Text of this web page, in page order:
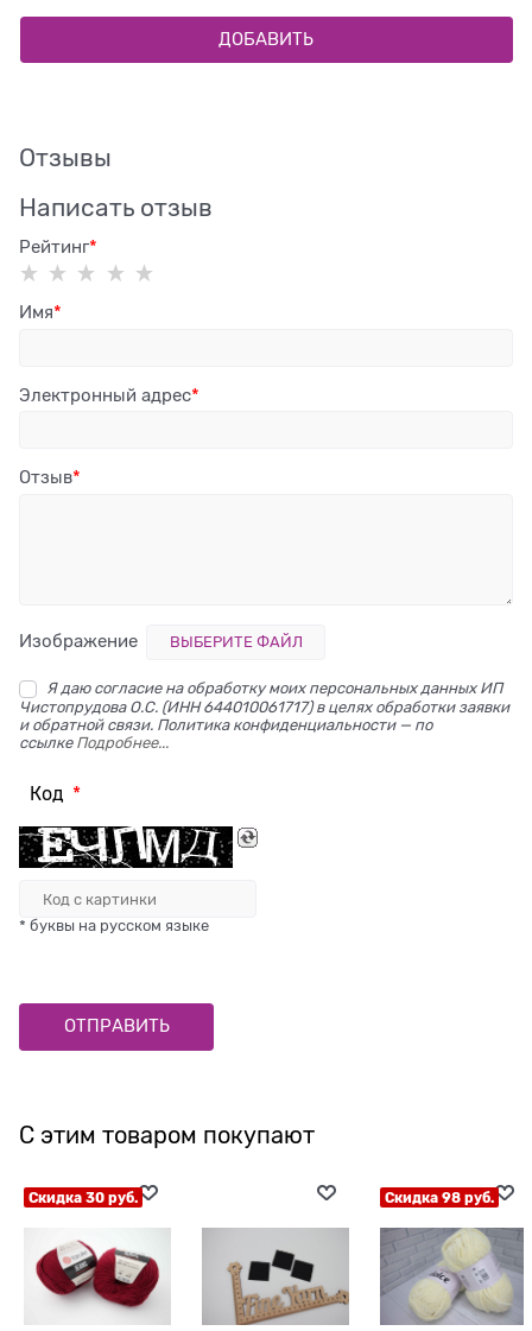
ДОБАВИТЬ
Отзывы
Написать отзыв
Рейтинг
Имя
Электронный адрес
Отзыв
Изображение ВЫБЕРИТЕ ФАЙЛ
Я даю согласие на обработку моих персональных данных ИП
Чистопрудова О.С. (ИНН 644010061717) в целях обработки заявки
и обратной связи. Политика конфиденциальности — по
ссылке Подробнее...
Код
* буквы на русском языке
С этим товаром покупают
Скидка 30 руб. Скидка 98 руб.